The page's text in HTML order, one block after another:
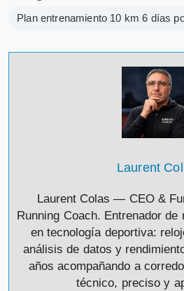
Plan entrenamiento 10 km 6 días
Laurent
Laurent Colas — CEO &
Running Coach. Entrenador
en tecnología deportiva:
análisis de datos y
años acompañando a
técnico, preciso y